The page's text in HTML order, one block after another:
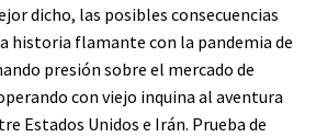
dicho, las posibles consecuencias
historia flamante con la pandemia de
presión sobre el mercado de
con viejo inquina al aventura
Estados Unidos e Irán. Prueba de